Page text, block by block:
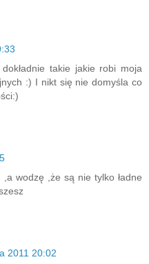
takie jakie robi moja
:) I nikt się nie domyśla co
wodzę ,że są nie tylko ładne
2011 20:02